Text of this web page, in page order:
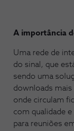
A importância
Uma rede de
do sinal, que
sendo uma
downloads mais
onde circulam
com qualidade
para reuniões